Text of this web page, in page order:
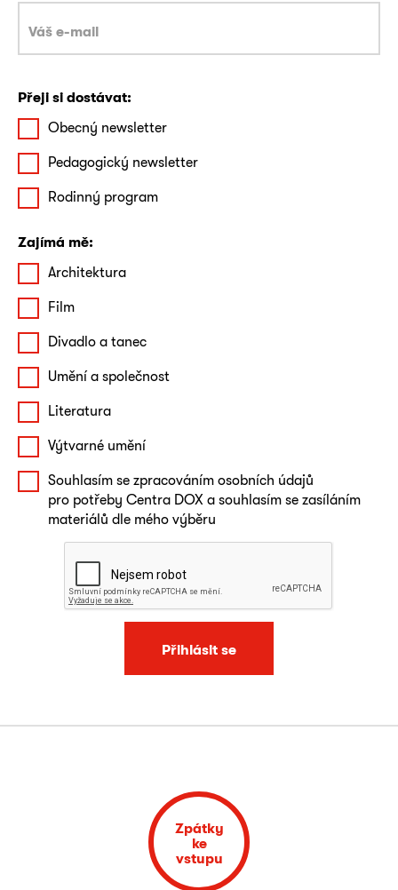
Přeji si dostávat:
Obecný newsletter
Pedagogický newsletter
Rodinný program
Zajímá mě:
Architektura
Film
Divadlo a tanec
Umění a společnost
Literatura
Výtvarné umění
Souhlasím se zpracováním osobních údajů
pro potřeby Centra DOX a souhlasím se zasíláním
materiálů dle mého výběru
Přihlásit se
Zpátky
ke
vstupu